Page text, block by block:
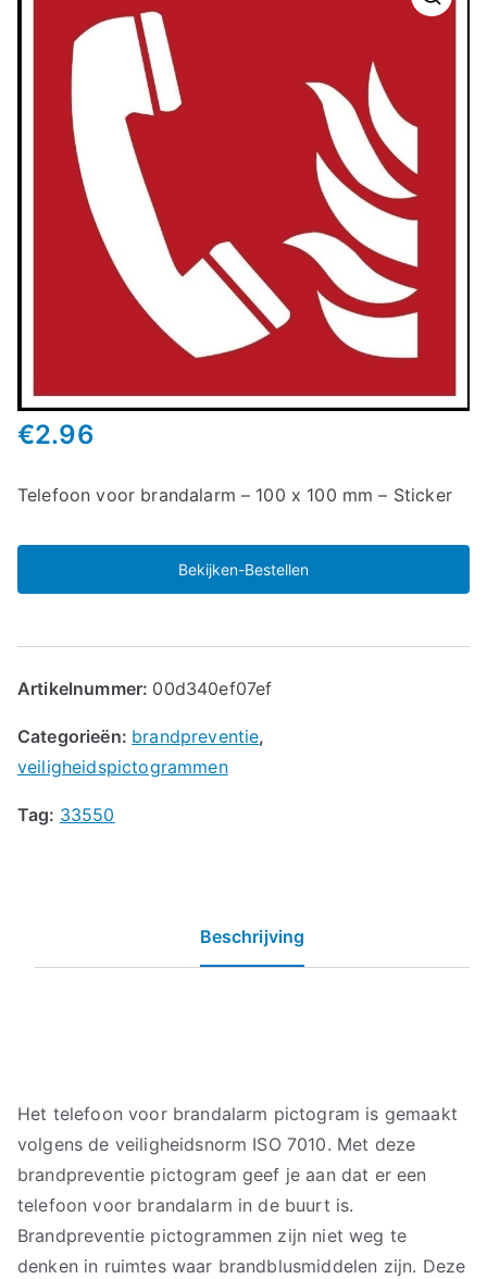
€2.96
Telefoon voor brandalarm – 100 x 100 mm – Sticker
Bekijken-Bestellen
Artikelnummer: 00d340ef07ef
Categorieën: brandpreventie,
veiligheidspictogrammen
Tag: 33550
Beschrijving
Het telefoon voor brandalarm pictogram is gemaakt
volgens de veiligheidsnorm ISO 7010. Met deze
brandpreventie pictogram geef je aan dat er een
telefoon voor brandalarm in de buurt is.
Brandpreventie pictogrammen zijn niet weg te
denken in ruimtes waar brandblusmiddelen zijn. Deze